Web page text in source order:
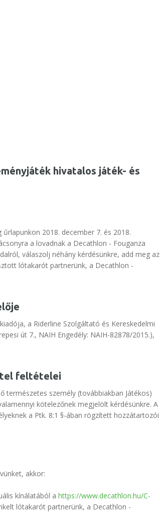
hivatalos játék- és
2018. december 7. és 2018.
a lovadnak a Decathlon - Fouganza
válaszolj néhány kérdésünkre, add meg az
lótakarót partnerünk, a Decathlon -
a Riderline Szolgáltató és Kereskedelmi
út 7., NAIH Engedély: NAIH-82878/2015.),
feltételei
természetes személy (továbbiakban Játékos)
kötelezőnek megjelölt kérdésünkre. A
a Ptk. 8:1 §-ában rögzített hozzátartozói
akkor:
kínálatából a https://www.decathlon.hu/C-
lótakarót partnerünk, a Decathlon -